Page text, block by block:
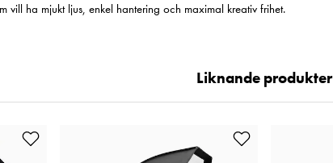
ha mjukt ljus, enkel hantering och maximal kreativ frihet.
Liknande produkter